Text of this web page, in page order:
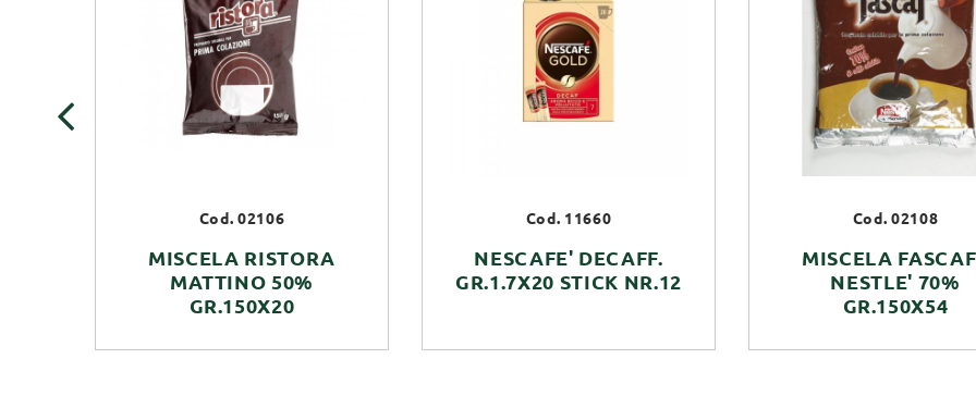
Cod. 02106
MISCELA RISTORA
MATTINO 50%
GR.150X20
Cod. 11660
NESCAFE' DECAFF.
GR.1.7X20 STICK NR.12
Cod. 02108
MISCELA
NESTLE' 70%
GR.150X54